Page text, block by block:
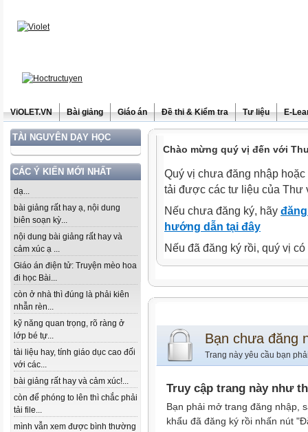
ViOLET.VN Bài giảng Giáo án Đề thi & Kiểm tra Tư liệu E-
TÀI NGUYÊN DẠY HỌC
CÁC Ý KIẾN MỚI NHẤT
dạ...
bài giảng rất hay ạ, nội dung
biên soạn kỳ...
nội dung bài giảng rất hay và
cảm xúc ạ ...
Giáo án điện tử: Truyện mèo hoa
đi học Bài...
còn ở nhà thì đúng là phải kiên
nhẫn rèn...
kỹ năng quan trọng, rõ ràng ở
lớp bé tự...
tài liệu hay, tính giáo dục cao đối
với các...
bài giảng rất hay và cảm xúc!...
còn để phóng to lên thì chắc phải
tải file...
mình vẫn xem được bình thường
Chào mừng quý vị đến với
Quý vị chưa đăng nhập
tải được các tư liệu của Thư
Nếu chưa đăng ký, hãy
hướng dẫn tại đây
Nếu đã đăng ký rồi, quý vị
Bạn chưa đăng
Trang này yêu cầu bạn
Truy cập trang này như
Bạn phải mở trang đăng nhập,
khẩu đã đăng ký rồi nhấn nút